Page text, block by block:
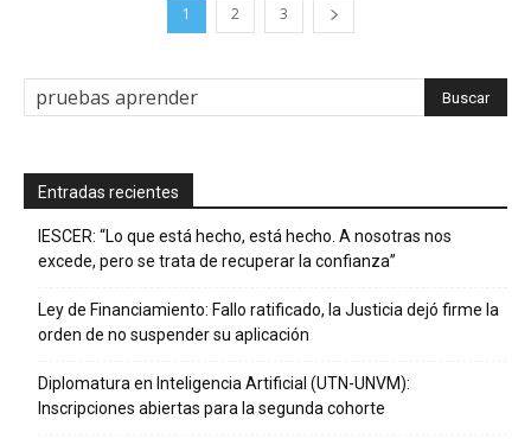
1 2 3
Entradas recientes
IESCER: “Lo que está hecho, está hecho. A nosotras nos
excede, pero se trata de recuperar la confianza”
Ley de Financiamiento: Fallo ratificado, la Justicia dejó firme la
orden de no suspender su aplicación
Diplomatura en Inteligencia Artificial (UTN-UNVM):
Inscripciones abiertas para la segunda cohorte